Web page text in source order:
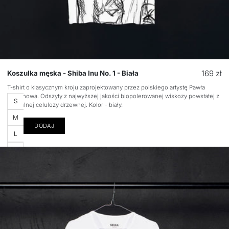
Koszulka męska - Shiba Inu No. 1 - Biała
Cena
169 zł
T-shirt o klasycznym kroju zaprojektowany przez polskiego artystę Pawła
Stepanowa. Odszyty z najwyższej jakości biopolerowanej wiskozy powstałej z
naturalnej celulozy drzewnej. Kolor - biały.
Rozmiar
S
M
L
DODAJ